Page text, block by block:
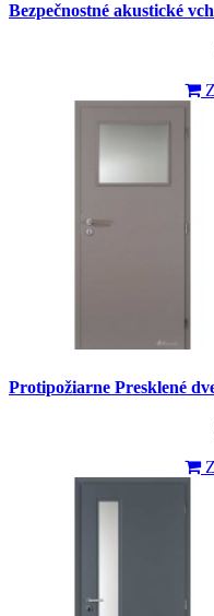
Bezpečnostné akustické
Protipožiarne Presklené